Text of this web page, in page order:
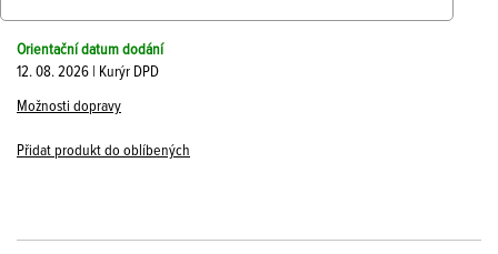
Orientační datum dodání
12. 08. 2026 | Kurýr DPD
Možnosti dopravy
Přidat produkt do oblíbených